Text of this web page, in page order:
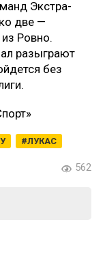
Экстра-
две —
Ровно.
разыграют
без
ЛУКАС
562